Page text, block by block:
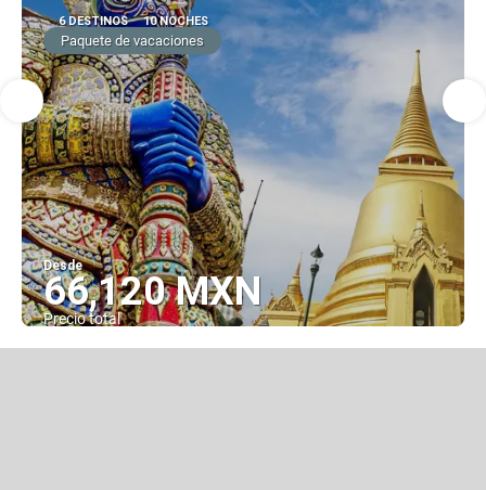
6 DESTINOS 10 NOCHES
Paquete de vacaciones
Desde
66,120 MXN
Precio total
Ver